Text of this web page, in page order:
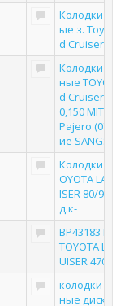
Колодки
ые з. Toyota
d Cruiser |
Колодки
ные
d Cruiser
0,150
Pajero (07-)
ие SANGSIN
Колодки
OYOTA LAND
ISER 80/90/
д.к-
BP43183
TOYOTA
UISER 470 R
колодки
ные